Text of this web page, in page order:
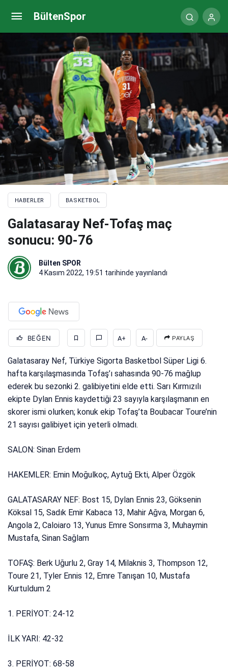
BültenSpor
HABERLER BASKETBOL
Galatasaray Nef-Tofaş maç
sonucu: 90-76
Bülten SPOR
4 Kasım 2022, 19:51 tarihinde yayınlandı
BEĞEN A+ A- PAYLAŞ
Galatasaray Nef, Türkiye Sigorta Basketbol Süper Ligi 6.
hafta karşılaşmasında Tofaş’ı sahasında 90-76 mağlup
ederek bu sezonki 2. galibiyetini elde etti. Sarı Kırmızılı
ekipte Dylan Ennis kaydettiği 23 sayıyla karşılaşmanın en
skorer ismi olurken; konuk ekip Tofaş’ta Boubacar Toure’nin
21 sayısı galibiyet için yeterli olmadı.
SALON: Sinan Erdem
HAKEMLER: Emin Moğulkoç, Aytuğ Ekti, Alper Özgök
GALATASARAY NEF: Bost 15, Dylan Ennis 23, Göksenin
Köksal 15, Sadık Emir Kabaca 13, Mahir Ağva, Morgan 6,
Angola 2, Caloiaro 13, Yunus Emre Sonsırma 3, Muhaymin
Mustafa, Sinan Sağlam
TOFAŞ: Berk Uğurlu 2, Gray 14, Milaknis 3, Thompson 12,
Toure 21, Tyler Ennis 12, Emre Tanışan 10, Mustafa
Kurtuldum 2
1. PERİYOT: 24-12
İLK YARI: 42-32
3. PERİYOT: 68-58
Merkezefendi Belediyesi seri istiyor